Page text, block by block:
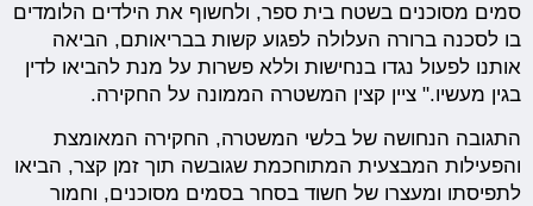
סמים מסוכנים בשטח בית ספר, ולחשוף את הילדים הלומדים
בו לסכנה ברורה העלולה לפגוע קשות בבריאותם, הביאה
אותנו לפעול נגדו בנחישות וללא פשרות על מנת להביאו לדין
בגין מעשיו." ציין קצין המשטרה הממונה על החקירה.
התגובה הנחושה של בלשי המשטרה, החקירה המאומצת
והפעילות המבצעית המתוחכמת שגובשה תוך זמן קצר, הביאו
לתפיסתו ומעצרו של חשוד בסחר בסמים מסוכנים, וחמור